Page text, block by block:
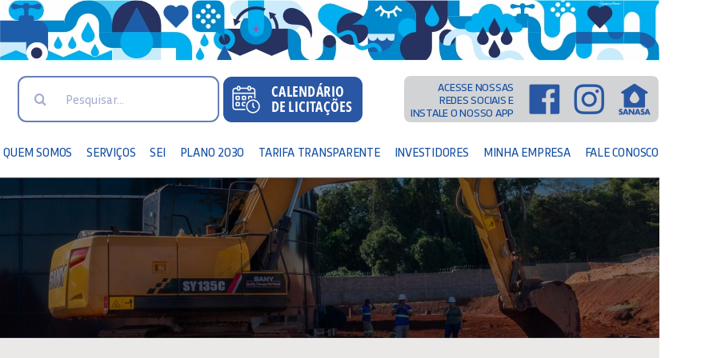
Search
ACESSE NOSSAS
REDES SOCIAIS E
INSTALE O NOSSO APP
QUEM SOMOS SERVIÇOS SEI PLANO 2030 TARIFA TRANSPARENTE INVESTIDORES MINHA EMPRESA FALE CONOSCO